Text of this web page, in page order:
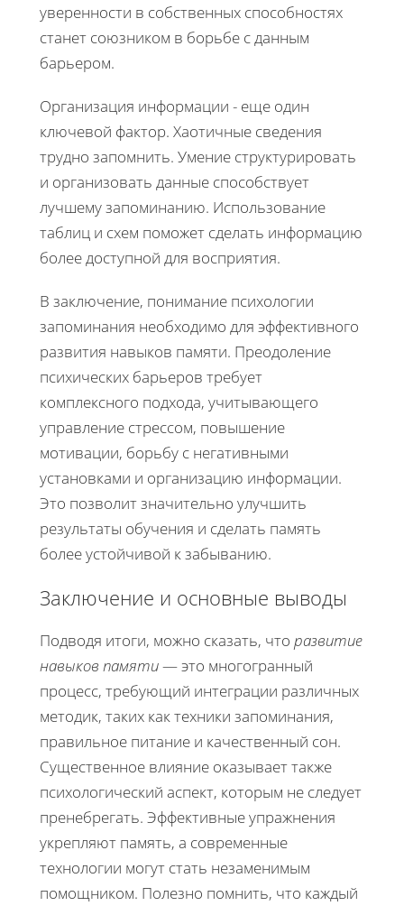
уверенности в собственных способностях
станет союзником в борьбе с данным
барьером.
Организация информации - еще один
ключевой фактор. Хаотичные сведения
трудно запомнить. Умение структурировать
и организовать данные способствует
лучшему запоминанию. Использование
таблиц и схем поможет сделать информацию
более доступной для восприятия.
В заключение, понимание психологии
запоминания необходимо для эффективного
развития навыков памяти. Преодоление
психических барьеров требует
комплексного подхода, учитывающего
управление стрессом, повышение
мотивации, борьбу с негативными
установками и организацию информации.
Это позволит значительно улучшить
результаты обучения и сделать память
более устойчивой к забыванию.
Заключение и основные выводы
Подводя итоги, можно сказать, что развитие
навыков памяти— это многогранный
процесс, требующий интеграции различных
методик, таких как техники запоминания,
правильное питание и качественный сон.
Существенное влияние оказывает также
психологический аспект, которым не следует
пренебрегать. Эффективные упражнения
укрепляют память, а современные
технологии могут стать незаменимым
помощником. Полезно помнить, что каждый